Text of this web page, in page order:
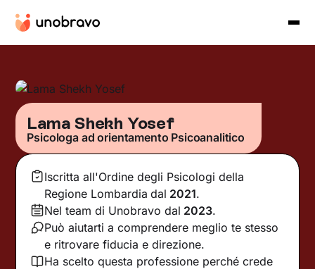
Lama Shekh Yosef
Psicologa ad orientamento Psicoanalitico
Iscritta all'Ordine degli Psicologi della
Regione Lombardia dal 2021.
Nel team di Unobravo dal 2023.
Può aiutarti a comprendere meglio te stesso
e ritrovare fiducia e direzione.
Ha scelto questa professione perché crede